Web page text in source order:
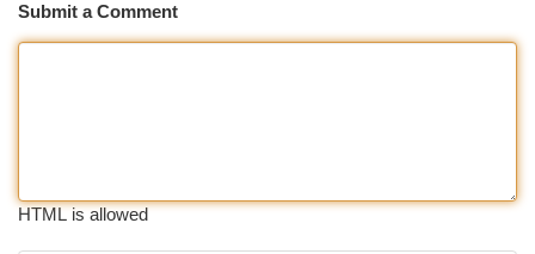
Submit a Comment
HTML is allowed